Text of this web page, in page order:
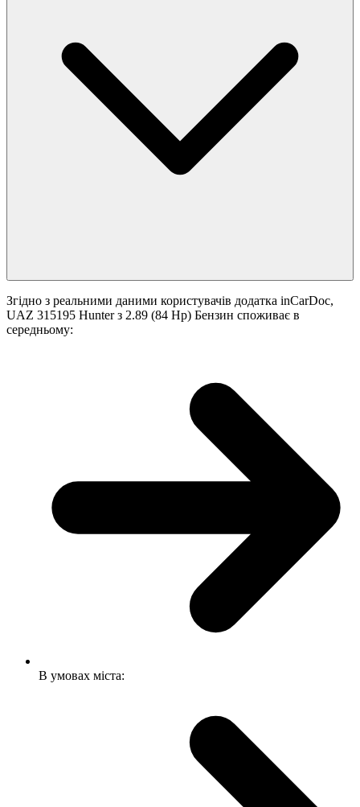
Згідно з реальними даними користувачів додатка inCarDoc,
UAZ 315195 Hunter з 2.89 (84 Hp) Бензин споживає в
середньому:
В умовах міста: